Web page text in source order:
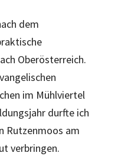
dem
Oberösterreich.
im Mühlviertel
durfte ich
Rutzenmoos am
verbringen.